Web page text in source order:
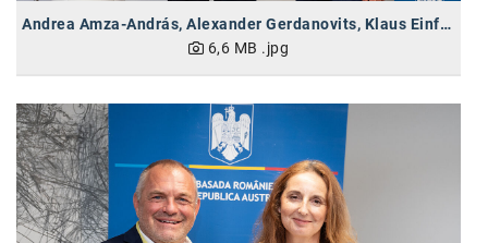
TheVentury
VELUX
vivo
Andrea Amza-András, Alexander Gerdanovits, Klaus Einfalt (vlnr)
6,6 MB .jpg